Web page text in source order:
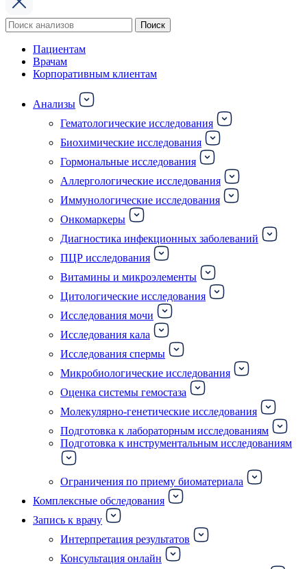
Поиск
по:
Поиск
Пациентам
Врачам
Корпоративным клиентам
Анализы
Гематологические исследования
Биохимические исследования
Гормональные исследования
Аллергологические исследования
Иммунологические исследования
Онкомаркеры
Диагностика инфекционных заболеваний
ПЦР исследования
Витамины и микроэлементы
Цитологические исследования
Исследования мочи
Исследования кала
Исследования спермы
Микробиологические исследования
Оценка системы гемостаза
Молекулярно-генетические исследования
Подготовка к лабораторным исследованиям
Подготовка к инструментальным исследованиям
Ограничения по приему биоматериала
Комплексные обследования
Запись к врачу
Интерпретация результатов
Консультация онлайн